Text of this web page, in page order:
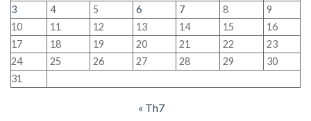
3
4 5 6 7 8
9
10
11 12 13 14 15
16
17
18 19 20 21 22
23
24
25 26 27 28 29
30
31
« Th7